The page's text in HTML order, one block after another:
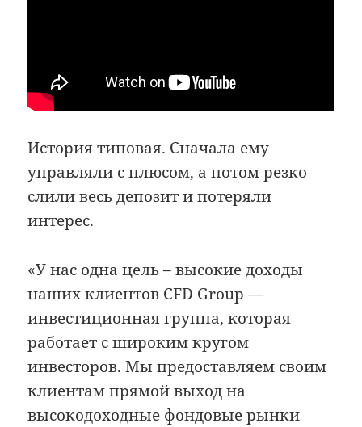
История типовая. Сначала ему
управляли с плюсом, а потом резко
слили весь депозит и потеряли
интерес.
«У нас одна цель – высокие доходы
наших клиентов CFD Group —
инвестиционная группа, которая
работает с широким кругом
инвесторов. Мы предоставляем своим
клиентам прямой выход на
высокодоходные фондовые рынки